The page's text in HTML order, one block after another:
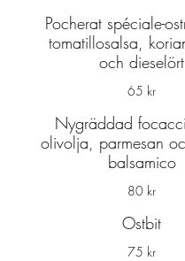
Pocherat spéciale-
tomatillosalsa,
och dieselört
65 kr
Nygräddad
olivolja, parmesan
balsamico
80 kr
Ostbit
75 kr